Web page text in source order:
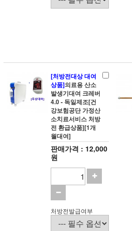
[처방전대상 대여
상품]의료용 산소
발생기대여 크레버
4.0 - 독일제조[건
강보험공단 가정산
소치료서비스 처방
전 환급상품][1개
월대여]
판매가격 : 12,000
원
처방전발급여부